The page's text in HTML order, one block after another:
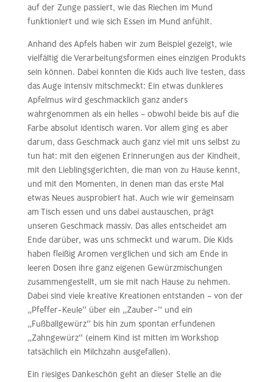
auf der Zunge passiert, wie das Riechen im Mund
funktioniert und wie sich Essen im Mund anfühlt.
Anhand des Apfels haben wir zum Beispiel gezeigt, wie
vielfältig die Verarbeitungsformen eines einzigen Produkts
sein können. Dabei konnten die Kids auch live testen, dass
das Auge intensiv mitschmeckt: Ein etwas dunkleres
Apfelmus wird geschmacklich ganz anders
wahrgenommen als ein helles – obwohl beide bis auf die
Farbe absolut identisch waren. Vor allem ging es aber
darum, dass Geschmack auch ganz viel mit uns selbst zu
tun hat: mit den eigenen Erinnerungen aus der Kindheit,
mit den Lieblingsgerichten, die man von zu Hause kennt,
und mit den Momenten, in denen man das erste Mal
etwas Neues ausprobiert hat. Auch wie wir gemeinsam
am Tisch essen und uns dabei austauschen, prägt
unseren Geschmack massiv. Das alles entscheidet am
Ende darüber, was uns schmeckt und warum. Die Kids
haben fleißig Aromen verglichen und sich am Ende in
leeren Dosen ihre ganz eigenen Gewürzmischungen
zusammengestellt, um sie mit nach Hause zu nehmen.
Dabei sind viele kreative Kreationen entstanden – von der
„Pfeffer-Keule“ über ein „Zauber-“ und ein
„Fußballgewürz“ bis hin zum spontan erfundenen
„Zahngewürz“ (einem Kind ist mitten im Workshop
tatsächlich ein Milchzahn ausgefallen).
Ein riesiges Dankeschön geht an dieser Stelle an die